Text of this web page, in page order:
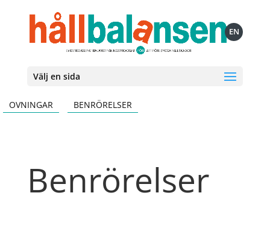
EN
Välj en sida
OVNINGAR BENRÖRELSER
Benrörelser